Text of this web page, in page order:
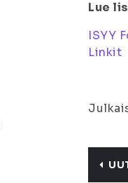
Lue
ISYY
Linkit